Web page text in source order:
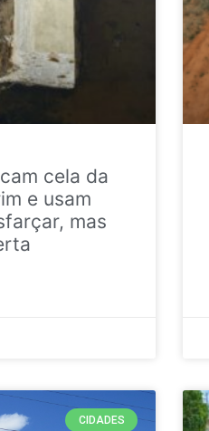
cela da
e usam
mas
CIDADES